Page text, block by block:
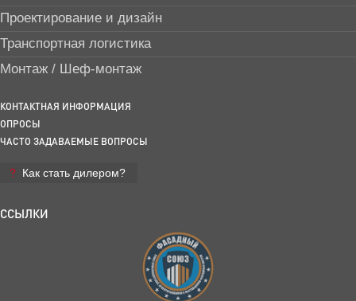
Проектирование и дизайн
Транспортная логистика
Монтаж / Шеф-монтаж
КОНТАКТНАЯ ИНФОРМАЦИЯ
ОПРОСЫ
ЧАСТО ЗАДАВАЕМЫЕ ВОПРОСЫ
Как стать дилером?
ССЫЛКИ